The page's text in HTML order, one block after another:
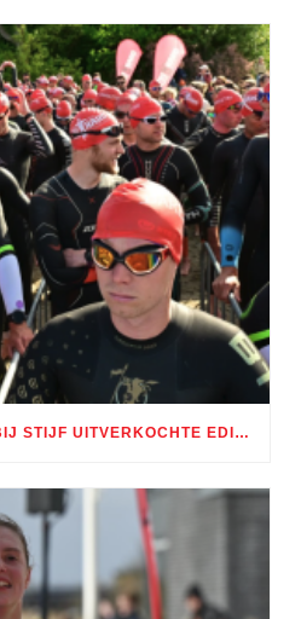
GENIETEN GEBLAZEN BIJ STIJF UITVERKOCHTE EDITIE TRI ALMERE